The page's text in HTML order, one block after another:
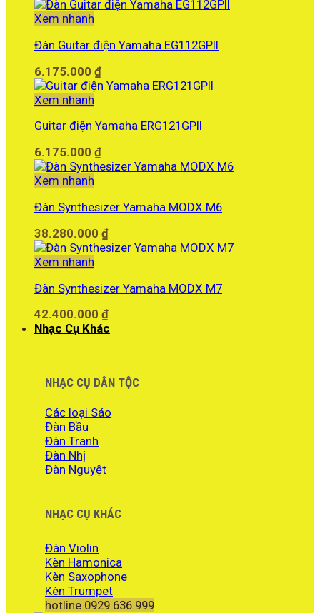
gốc
hiện
30.000.000 ₫.
Xem nhanh
Đàn Guitar điện Yamaha EG112GPII
6.175.000 ₫
Xem nhanh
Guitar điện Yamaha ERG121GPII
6.175.000 ₫
Xem nhanh
Đàn Synthesizer Yamaha MODX M6
38.280.000 ₫
Xem nhanh
Đàn Synthesizer Yamaha MODX M7
42.400.000 ₫
Nhạc Cụ Khác
NHẠC CỤ DÂN TỘC
Các loại Sáo
Đàn Bầu
Đàn Tranh
Đàn Nhị
Đàn Nguyệt
NHẠC CỤ KHÁC
Đàn Violin
Kèn Hamonica
Kèn Saxophone
Kèn Trumpet
hotline 0929.636.999